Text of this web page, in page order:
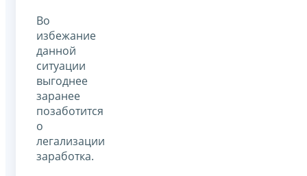
Во
избежание
данной
ситуации
выгоднее
заранее
позаботится
о
легализации
заработка.